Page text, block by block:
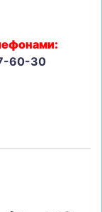
60-30